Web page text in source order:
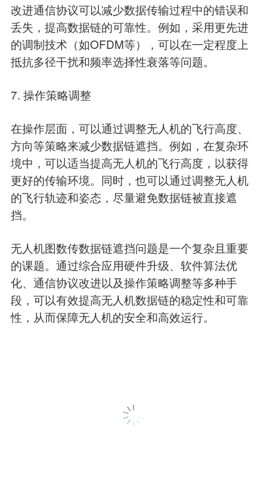
改进通信协议可以减少数据传输过程中的错误和
丢失，提高数据链的可靠性。例如，采用更先进
的调制技术（如OFDM等），可以在一定程度上
抵抗多径干扰和频率选择性衰落等问题。
7. 操作策略调整
在操作层面，可以通过调整无人机的飞行高度、
方向等策略来减少数据链遮挡。例如，在复杂环
境中，可以适当提高无人机的飞行高度，以获得
更好的传输环境。同时，也可以通过调整无人机
的飞行轨迹和姿态，尽量避免数据链被直接遮
挡。
无人机图数传数据链遮挡问题是一个复杂且重要
的课题。通过综合应用硬件升级、软件算法优
化、通信协议改进以及操作策略调整等多种手
段，可以有效提高无人机数据链的稳定性和可靠
性，从而保障无人机的安全和高效运行。